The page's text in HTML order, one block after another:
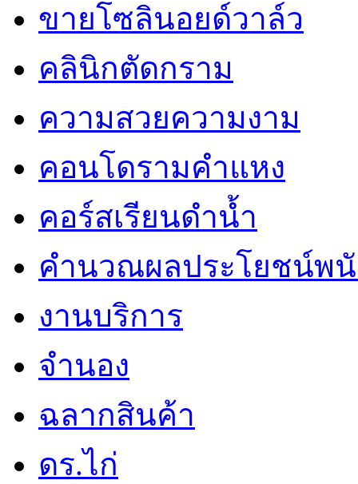
ขายโซลินอยด์วาล์ว
คลินิกตัดกราม
ความสวยความงาม
คอนโดรามคำแหง
คอร์สเรียนดำน้ำ
คำนวณผลประโยชน์พ
งานบริการ
จำนอง
ฉลากสินค้า
ดร.ไก่